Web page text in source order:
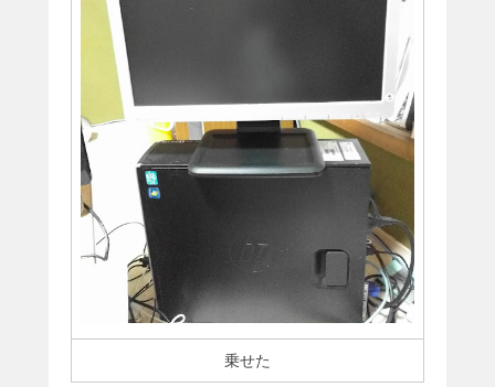
乗せた